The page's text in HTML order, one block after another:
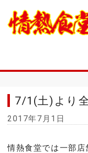
to
content
7/1(土)より
2017年7月1日
情熱食堂では一部店